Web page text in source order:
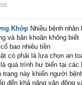
26
Khớp Nhiều bệnh
và băn khoăn không biết
bao nhiêu tiền
có phải là lựa chọn an
quá trình hư biến tại
trạng này khiến người
đến khả năng vận động